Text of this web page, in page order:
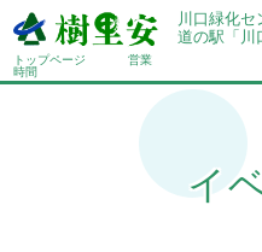
川口緑化セ
道の駅「川
トップページ
営業
時間
イ